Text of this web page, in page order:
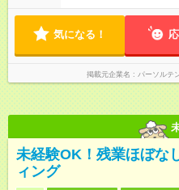
気になる！
掲載元企業名 パーソルテ
未経験OK！残業ほぼな
ィング